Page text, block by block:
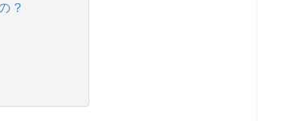
？